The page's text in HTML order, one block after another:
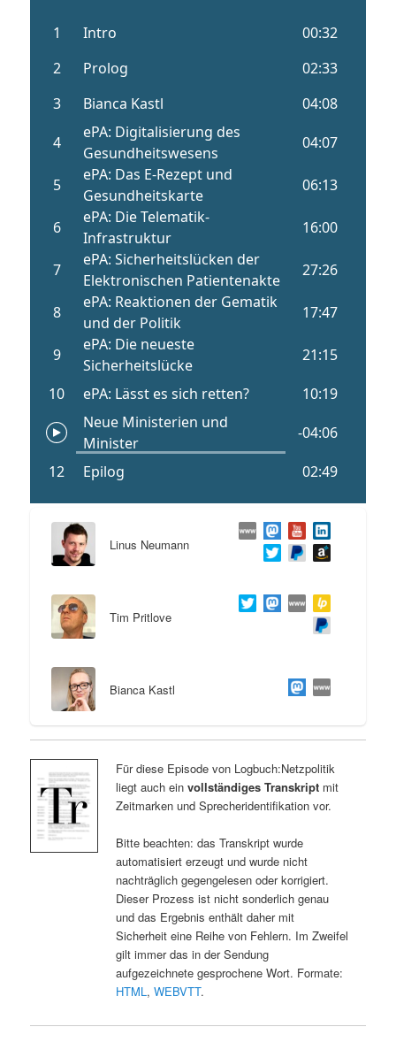
Linus Neumann
Tim Pritlove
Bianca Kastl
Für diese Episode von Logbuch:Netzpolitik
liegt auch ein vollständiges Transkriptmit
Zeitmarken und Sprecheridentifikation vor.
Bitte beachten: das Transkript wurde
automatisiert erzeugt und wurde nicht
nachträglich gegengelesen oder korrigiert.
Dieser Prozess ist nicht sonderlich genau
und das Ergebnis enthält daher mit
Sicherheit eine Reihe von Fehlern. Im Zweifel
gilt immer das in der Sendung
aufgezeichnete gesprochene Wort. Formate:
HTML, WEBVTT.